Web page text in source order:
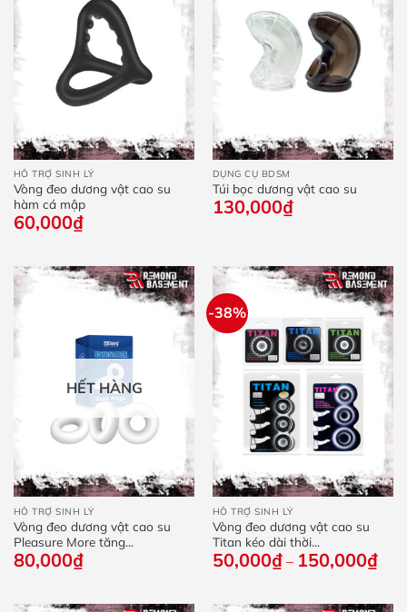
HỖ TRỢ SINH LÝ
Vòng đeo dương vật cao su
hàm cá mập
60,000₫
DỤNG CỤ BDSM
Túi bọc dương vật cao su
130,000₫
HẾT HÀNG
HỖ TRỢ SINH LÝ
Vòng đeo dương vật cao su
Pleasure More tăng...
80,000₫
-38%
HỖ TRỢ SINH LÝ
Vòng đeo dương vật cao su
Titan kéo dài thời...
50,000₫ – 150,000₫
giá: